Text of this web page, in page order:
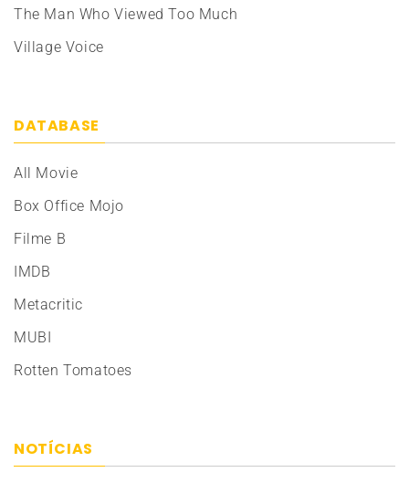
The Man Who Viewed Too Much
Village Voice
DATABASE
All Movie
Box Office Mojo
Filme B
IMDB
Metacritic
MUBI
Rotten Tomatoes
NOTÍCIAS